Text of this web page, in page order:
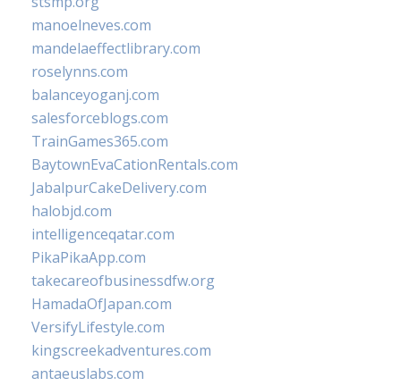
manoelneves.com
mandelaeffectlibrary.com
roselynns.com
balanceyoganj.com
salesforceblogs.com
TrainGames365.com
BaytownEvaCationRentals.com
JabalpurCakeDelivery.com
halobjd.com
intelligenceqatar.com
PikaPikaApp.com
takecareofbusinessdfw.org
HamadaOfJapan.com
VersifyLifestyle.com
kingscreekadventures.com
antaeuslabs.com